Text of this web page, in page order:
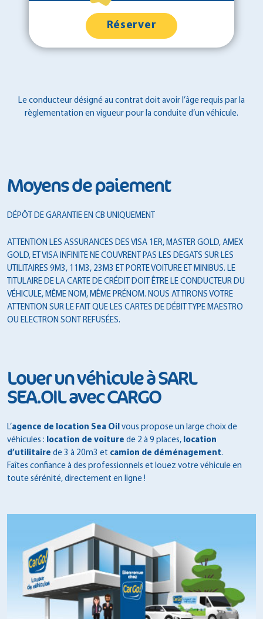
Réserver
Le conducteur désigné au contrat doit avoir l’âge requis par la
règlementation en vigueur pour la conduite d’un véhicule.
Moyens de paiement
DÉPÔT DE GARANTIE EN CB UNIQUEMENT
ATTENTION LES ASSURANCES DES VISA 1ER, MASTER GOLD, AMEX
GOLD, ET VISA INFINITE NE COUVRENT PAS LES DEGATS SUR LES
UTILITAIRES 9M3, 11M3, 23M3 ET PORTE VOITURE ET MINIBUS. LE
TITULAIRE DE LA CARTE DE CRÉDIT DOIT ÊTRE LE CONDUCTEUR DU
VÉHICULE, MÊME NOM, MÊME PRÉNOM. NOUS ATTIRONS VOTRE
ATTENTION SUR LE FAIT QUE LES CARTES DE DÉBIT TYPE MAESTRO
OU ELECTRON SONT REFUSÉES.
Louer un véhicule à SARL
SEA.OIL avec CARGO
L’agence de location Sea Oil vous propose un large choix de
véhicules : location de voiture de 2 à 9 places, location
d’utilitaire de 3 à 20m3 et camion de déménagement.
Faîtes confiance à des professionnels et louez votre véhicule en
toute sérénité, directement en ligne !